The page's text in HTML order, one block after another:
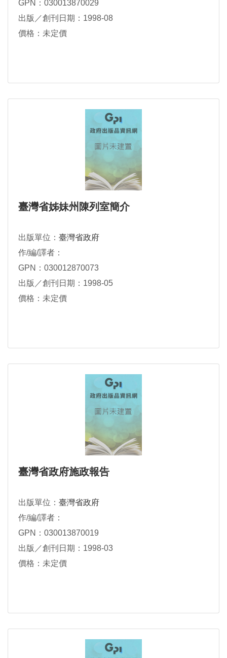
GPN：030013870029
出版／創刊日期：1998-08
價格：未定價
臺灣省姊妹州陳列室簡介
出版單位： 臺灣省政府
作/編/譯者：
GPN：030012870073
出版／創刊日期：1998-05
價格：未定價
臺灣省政府施政報告
出版單位： 臺灣省政府
作/編/譯者：
GPN：030013870019
出版／創刊日期：1998-03
價格：未定價